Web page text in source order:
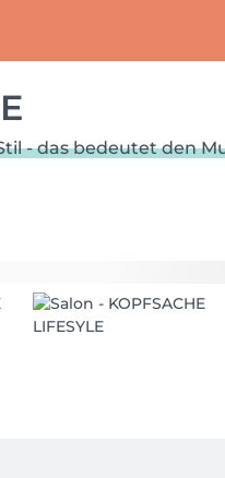
- das bedeutet den